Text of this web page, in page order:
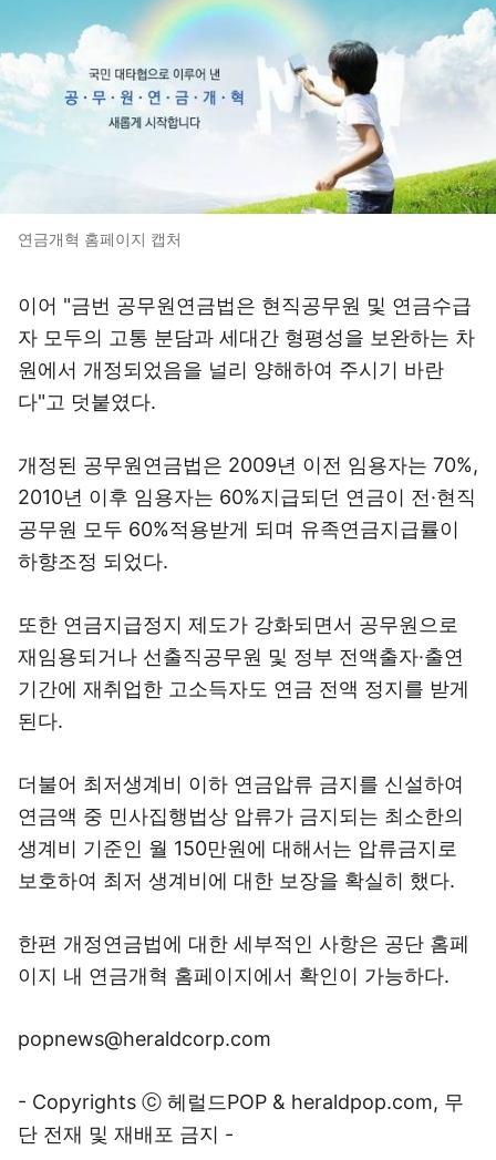
연금개혁 홈페이지 캡처
이어 "금번 공무원연금법은 현직공무원 및 연금수급
자 모두의 고통 분담과 세대간 형평성을 보완하는 차
원에서 개정되었음을 널리 양해하여 주시기 바란
다"고 덧붙였다.
개정된 공무원연금법은 2009년 이전 임용자는 70%,
2010년 이후 임용자는 60%지급되던 연금이 전·현직
공무원 모두 60%적용받게 되며 유족연금지급률이
하향조정 되었다.
또한 연금지급정지 제도가 강화되면서 공무원으로
재임용되거나 선출직공무원 및 정부 전액출자·출연
기간에 재취업한 고소득자도 연금 전액 정지를 받게
된다.
더불어 최저생계비 이하 연금압류 금지를 신설하여
연금액 중 민사집행법상 압류가 금지되는 최소한의
생계비 기준인 월 150만원에 대해서는 압류금지로
보호하여 최저 생계비에 대한 보장을 확실히 했다.
한편 개정연금법에 대한 세부적인 사항은 공단 홈페
이지 내 연금개혁 홈페이지에서 확인이 가능하다.
popnews@heraldcorp.com
- Copyrights ⓒ 헤럴드POP & heraldpop.com, 무
단 전재 및 재배포 금지 -